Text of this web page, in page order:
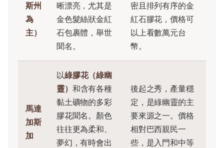
斯州
為
主）
晰漂亮，尤其是
金色髮絲狀金紅
石包裹體，舉世
聞名。
密且排列有序的金
紅石膠花，價格可
以上看數萬元台
幣。
馬達
加斯
加
以綠膠花（綠幽
靈） 和含有各種
黏土礦物的多彩
膠花聞名。顏色
往往更為柔和、
夢幻，有時會出
後起之秀，產量穩
定，是綠幽靈的主
要來源之一。價格
相對巴西親民一
些，是入門和中等